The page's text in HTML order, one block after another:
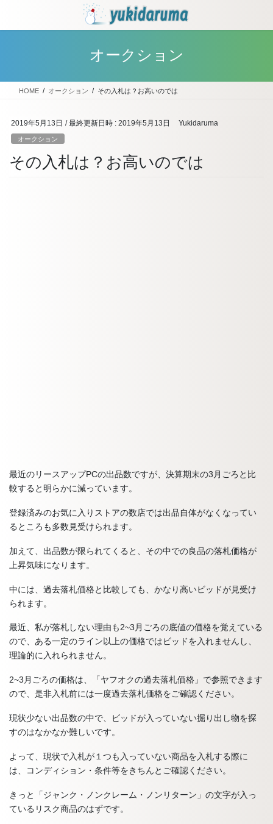
テ
ス
ゲ
ン
オークション
HOME オークション その入札は？お高いのでは
2019年5月13日 / 最終更新日時 : 2019年5月13日 Yukidaruma
オークション
その入札は？お高いのでは
最近のリースアップPCの出品数ですが、決算期末の3月ごろと比
較すると明らかに減っています。
登録済みのお気に入りストアの数店では出品自体がなくなってい
るところも多数見受けられます。
加えて、出品数が限られてくると、その中での良品の落札価格が
上昇気味になります。
中には、過去落札価格と比較しても、かなり高いビッドが見受け
られます。
最近、私が落札しない理由も2~3月ごろの底値の価格を覚えている
ので、ある一定のライン以上の価格ではビッドを入れませんし、
理論的に入れられません。
2~3月ごろの価格は、「ヤフオクの過去落札価格」で参照できます
ので、是非入札前には一度過去落札価格をご確認ください。
現状少ない出品数の中で、ビッドが入っていない掘り出し物を探
すのはなかなか難しいです。
よって、現状で入札が１つも入っていない商品を入札する際に
は、コンディション・条件等をきちんとご確認ください。
きっと「ジャンク・ノンクレーム・ノンリターン」の文字が入っ
ているリスク商品のはずです。